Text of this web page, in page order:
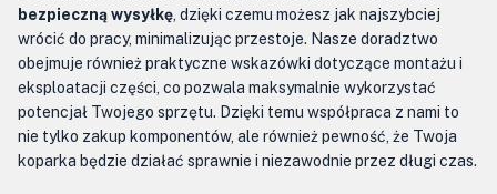
bezpieczną wysyłkę , dzięki czemu możesz jak najszybciej
wrócić do pracy, minimalizując przestoje. Nasze doradztwo
obejmuje również praktyczne wskazówki dotyczące montażu i
eksploatacji części, co pozwala maksymalnie wykorzystać
potencjał Twojego sprzętu. Dzięki temu współpraca z nami to
nie tylko zakup komponentów, ale również pewność, że Twoja
koparka będzie działać sprawnie i niezawodnie przez długi czas.